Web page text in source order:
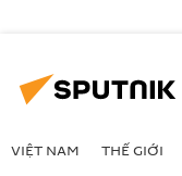
VIỆT NAM THẾ GIỚI